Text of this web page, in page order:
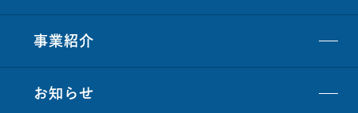
事業紹介
お知らせ